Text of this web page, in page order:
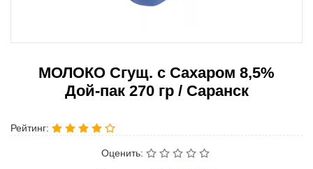
МОЛОКО Сгущ. с Сахаром 8,5%
Дой-пак 270 гр / Саранск
Рейтинг:
Оценить: